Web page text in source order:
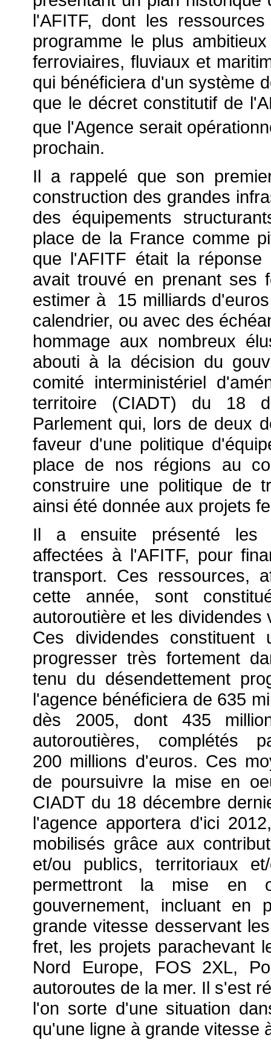
l'AFITF, dont les
programme le plus
ferroviaires, fluviaux et
qui bénéficiera d'un système
que le décret constitutif de
que l'Agence serait
prochain.
Il a rappelé que son
construction des grandes
des équipements
place de la France comme
que l'AFITF était la
avait trouvé en prenant ses
estimer à 15 milliards
calendrier, ou avec des
hommage aux nombreux
abouti à la décision du
comité interministériel
territoire (CIADT) du 18
Parlement qui, lors de deux
faveur d'une politique
place de nos régions au
construire une politique de
ainsi été donnée aux projets
Il a ensuite présenté les
affectées à l'AFITF, pour
transport. Ces ressources,
cette année, sont
autoroutière et les
Ces dividendes constituent
progresser très fortement
tenu du désendettement
l'agence bénéficiera de 635
dès 2005, dont 435
autoroutières,
200 millions d'euros. Ces
de poursuivre la mise en
CIADT du 18 décembre
l'agence apportera d'ici
mobilisés grâce aux
et/ou publics, territoriaux
permettront la mise en
gouvernement, incluant en
grande vitesse desservant
fret, les projets parachevant
Nord Europe, FOS 2XL,
autoroutes de la mer. Il s'est
l'on sorte d'une situation
qu'une ligne à grande vitesse